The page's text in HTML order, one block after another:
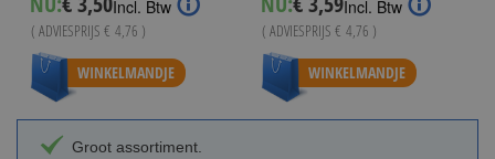
Price
Incl. Btw
( ADVIESPRIJS € 4,76 )
WINKELMANDJE
Price
Incl. Btw
( ADVIESPRIJS € 4,76 )
WINKELMANDJE
Groot assortiment.